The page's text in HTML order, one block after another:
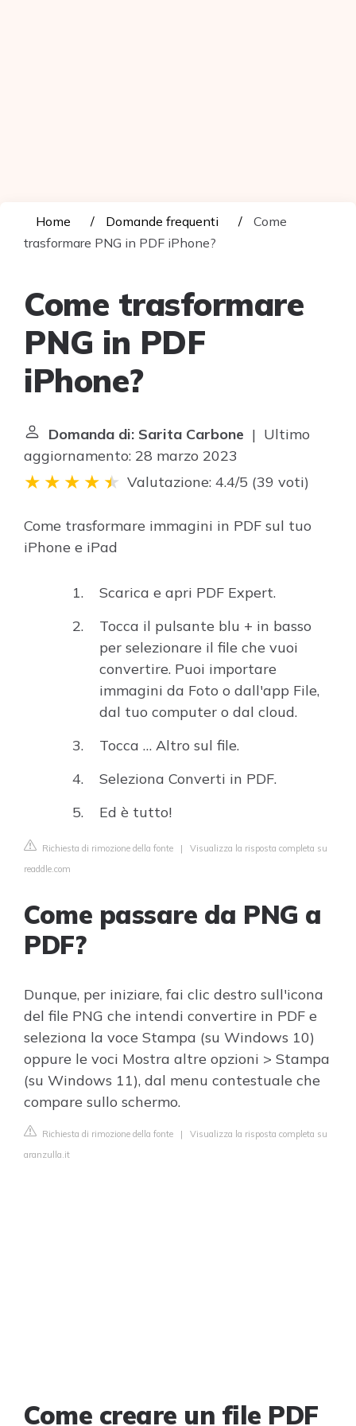
Home Domande frequenti
Come
trasformare PNG in PDF iPhone?
Come trasformare
PNG in PDF
iPhone?
Domanda di: Sarita Carbone | Ultimo
aggiornamento: 28 marzo 2023
Valutazione: 4.4/5 (39 voti)
Come trasformare immagini in PDF sul tuo
iPhone e iPad
Scarica e apri PDF Expert.
Tocca il pulsante blu + in basso
per selezionare il file che vuoi
convertire. Puoi importare
immagini da Foto o dall'app File,
dal tuo computer o dal cloud.
Tocca … Altro sul file.
Seleziona Converti in PDF.
Ed è tutto!
Richiesta di rimozione della fonte | Visualizza la risposta completa su
readdle.com
Come passare da PNG a
PDF?
Dunque, per iniziare, fai clic destro sull'icona
del file PNG che intendi convertire in PDF e
seleziona la voce Stampa (su Windows 10)
oppure le voci Mostra altre opzioni > Stampa
(su Windows 11), dal menu contestuale che
compare sullo schermo.
Richiesta di rimozione della fonte | Visualizza la risposta completa su
aranzulla.it
Come creare un file PDF